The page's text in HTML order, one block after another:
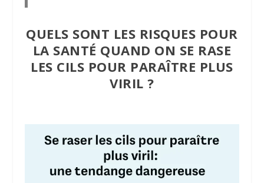
QUELS SONT LES RISQUES POUR
LA SANTÉ QUAND ON SE RASE
LES CILS POUR PARAÎTRE PLUS
VIRIL ?